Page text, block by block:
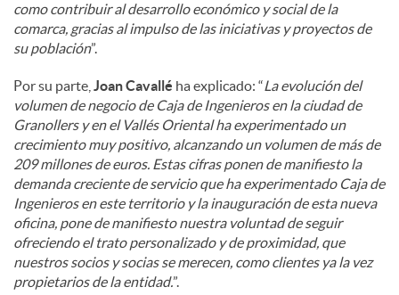
como contribuir al desarrollo económico y social de la
comarca, gracias al impulso de las iniciativas y proyectos de
su población”.
Por su parte, Joan Cavallé ha explicado: “La evolución del
volumen de negocio de Caja de Ingenieros en la ciudad de
Granollers y en el Vallés Oriental ha experimentado un
crecimiento muy positivo, alcanzando un volumen de más de
209 millones de euros. Estas cifras ponen de manifiesto la
demanda creciente de servicio que ha experimentado Caja de
Ingenieros en este territorio y la inauguración de esta nueva
oficina, pone de manifiesto nuestra voluntad de seguir
ofreciendo el trato personalizado y de proximidad, que
nuestros socios y socias se merecen, como clientes ya la vez
propietarios de la entidad.”.